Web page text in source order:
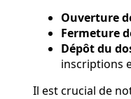
Ouverture
Fermeture
Dépôt du
inscriptions
Il est crucial de